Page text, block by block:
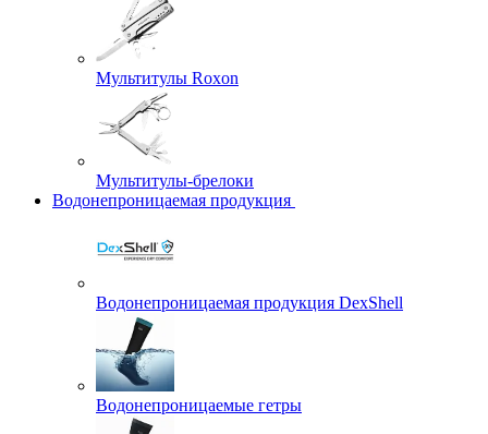
Мультитулы Roxon
Мультитулы-брелоки
Водонепроницаемая продукция
Водонепроницаемая продукция DexShell
Водонепроницаемые гетры